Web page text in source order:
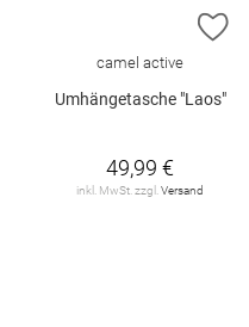
camel active
Umhängetasche "Laos"
49,99 €
inkl. MwSt. zzgl. Versand